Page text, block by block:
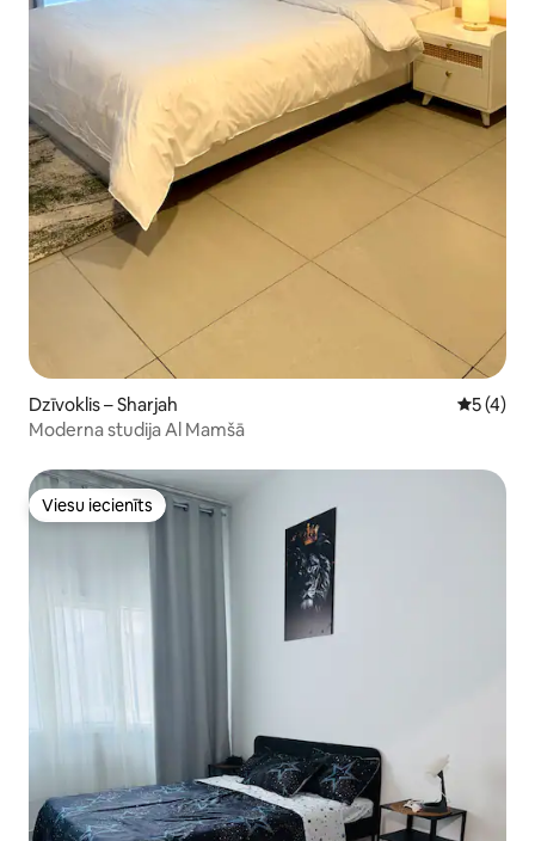
Dzīvoklis – Sharjah Vidējais
5 (4)
Moderna studija Al Mamšā
Viesu iecienīts
Viesu iecienīts